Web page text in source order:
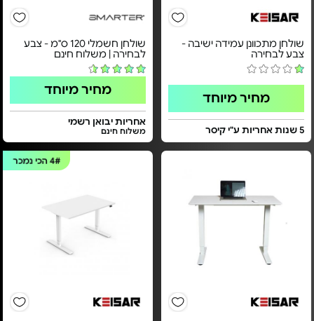
שולחן מתכוונן עמידה ישיבה -
צבע לבחירה
מחיר מיוחד
5 שנות אחריות ע"י קיסר
שולחן חשמלי 120 ס"מ - צבע
לבחירה | משלוח חינם
מחיר מיוחד
אחריות יבואן רשמי
משלוח חינם
4#הכי נמכר